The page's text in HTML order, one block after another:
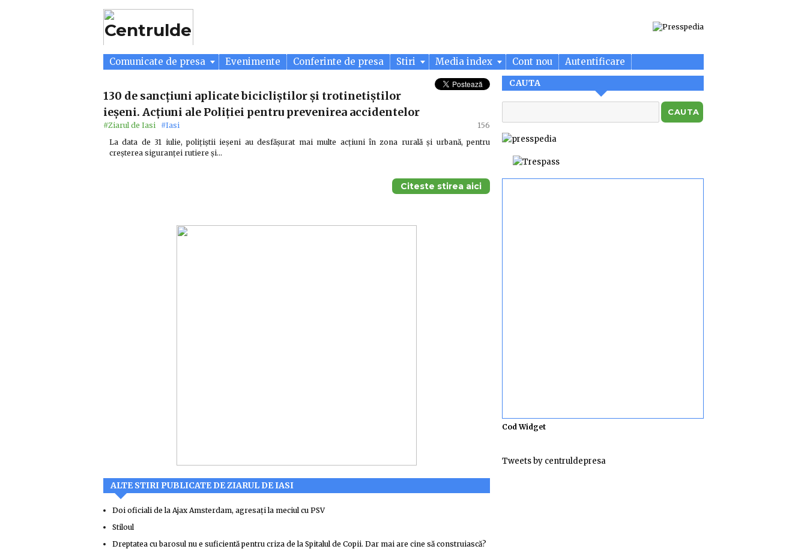
Comunicate de presa Evenimente Conferinte de presa Stiri Media index Cont nou Autentificare
130 de sancțiuni aplicate bicicliștilor și trotinetiștilor
ieșeni. Acțiuni ale Poliției pentru prevenirea accidentelor
#Ziarul de Iasi #Iasi
156
La data de 31 iulie, polițiștii ieșeni au desfășurat mai multe acțiuni în zona rurală și urbană, pentru
creșterea siguranței rutiere și…
Citeste stirea aici
ALTE STIRI PUBLICATE DE ZIARUL DE IASI
Doi oficiali de la Ajax Amsterdam, agresaţi la meciul cu PSV
Stiloul
Dreptatea cu barosul nu e suficientă pentru criza de la Spitalul de Copii. Dar mai are cine să construiască?
CAUTA
Cod Widget
Tweets by centruldepresa